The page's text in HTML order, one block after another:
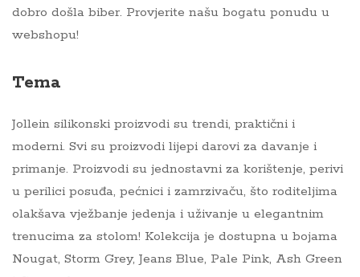
dobro došla biber. Provjerite našu bogatu ponudu u
webshopu!
Tema
Jollein silikonski proizvodi su trendi, praktični i
moderni. Svi su proizvodi lijepi darovi za davanje i
primanje. Proizvodi su jednostavni za korištenje, perivi
u perilici posuđa, pećnici i zamrzivaču, što roditeljima
olakšava vježbanje jedenja i uživanje u elegantnim
trenucima za stolom! Kolekcija je dostupna u bojama
Nougat, Storm Grey, Jeans Blue, Pale Pink, Ash Green